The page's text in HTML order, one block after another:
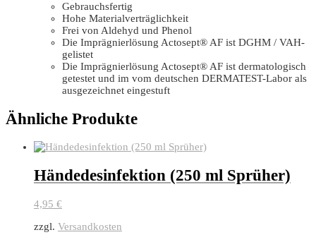
Gebrauchsfertig
Hohe Materialverträglichkeit
Frei von Aldehyd und Phenol
Die Imprägnierlösung Actosept® AF ist DGHM / VAH-
gelistet
Die Imprägnierlösung Actosept® AF ist dermatologisch
getestet und im vom deutschen DERMATEST-Labor als
ausgezeichnet eingestuft
Ähnliche Produkte
Händedesinfektion (250 ml Sprüher)
4,95 €
zzgl. Versandkosten